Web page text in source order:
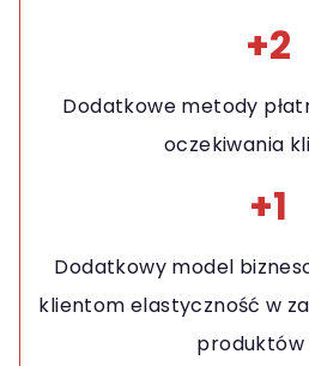
+2
Dodatkowe metody
oczekiwania
+1
Dodatkowy model
klientom elastyczność w
produktów